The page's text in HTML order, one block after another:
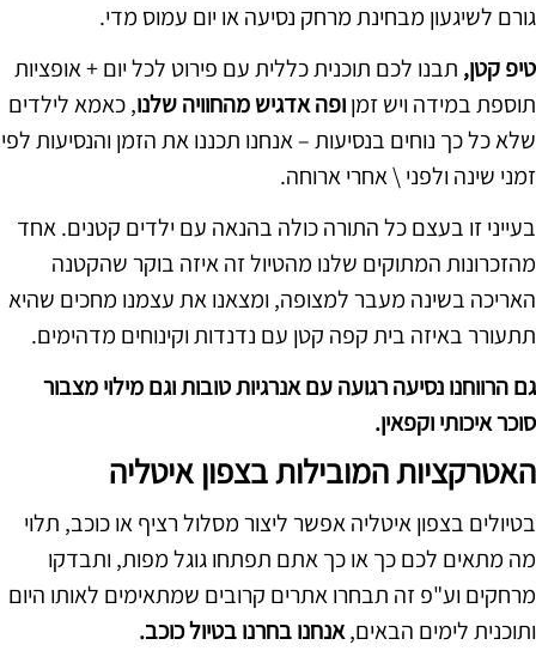
גורם לשיגעון מבחינת מרחק נסיעה או יום עמוס מדי.
טיפ קטן, תבנו לכם תוכנית כללית עם פירוט לכל יום + אופציות
תוספת במידה ויש זמןופה אדגיש מהחוויה שלנו, כאמא לילדים
שלא כל כך נוחים בנסיעות – אנחנו תכננו את הזמן והנסיעות לפי
זמני שינה ולפני \ אחרי ארוחה.
בעייני זו בעצם כל התורה כולה בהנאה עם ילדים קטנים. אחד
מהזכרונות המתוקים שלנו מהטיול זה איזה בוקר שהקטנה
האריכה בשינה מעבר למצופה, ומצאנו את עצמנו מחכים שהיא
תתעורר באיזה בית קפה קטן עם נדנדות וקינוחים מדהימים.
גם הרווחנו נסיעה רגועה עם אנרגיות טובות וגם מילוי מצבור
סוכר איכותי וקפאין.
האטרקציות המובילות בצפון איטליה
בטיולים בצפון איטליה אפשר ליצור מסלול רציף או כוכב, תלוי
מה מתאים לכם כך או כך אתם תפתחו גוגל מפות, ותבדקו
מרחקים וע"פ זה תבחרו אתרים קרובים שמתאימים לאותו היום
ותוכנית לימים הבאים,אנחנו בחרנו בטיול כוכב.